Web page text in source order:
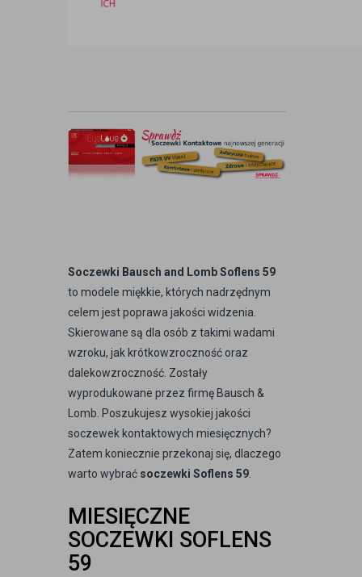
Soczewki Bausch and Lomb Soflens 59
to modele miękkie, których nadrzędnym
celem jest poprawa jakości widzenia.
Skierowane są dla osób z takimi wadami
wzroku, jak krótkowzroczność oraz
dalekowzroczność. Zostały
wyprodukowane przez firmę Bausch &
Lomb. Poszukujesz wysokiej jakości
soczewek kontaktowych miesięcznych?
Zatem koniecznie przekonaj się, dlaczego
warto wybrać soczewki Soflens 59
MIESIĘCZNE
SOCZEWKI SOFLENS
59